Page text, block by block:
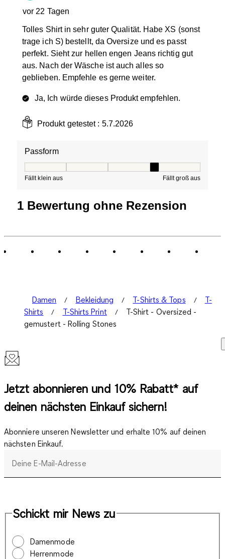
vor 22 Tagen
Tolles Shirt in sehr guter Qualität. Habe XS (sonst
trage ich S) bestellt, da Oversize und es passt
perfekt. Sieht zur hellen engen Jeans richtig gut
aus. Nach der Wäsche ist auch alles so
geblieben. Empfehle es gerne weiter.
Ja, Ich würde dieses Produkt empfehlen.
Produkt getestet : 5.7.2026
Passform
Fällt klein aus Fällt groß aus
1 Bewertung ohne Rezension
Damen Bekleidung T-Shirts & Tops
T-
Shirts
T-Shirts Print
T-Shirt - Oversized -
gemustert - Rolling Stones
Jetzt abonnieren und 10% Rabatt* auf
deinen nächsten Einkauf sichern!
Abonniere unseren Newsletter und erhalte 10% auf deinen
nächsten Einkauf.
Deine E-Mail-Adresse
Schickt mir News zu
Damenmode
Herrenmode